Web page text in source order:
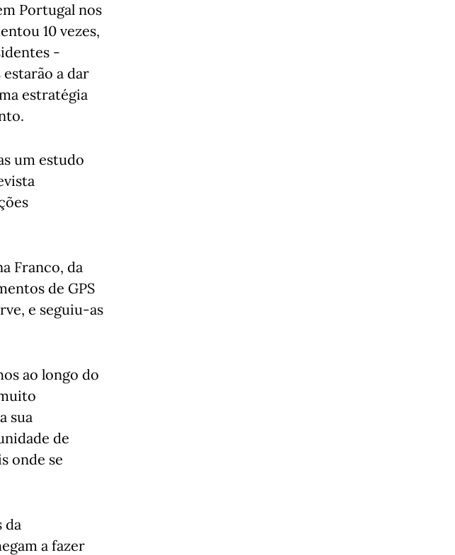
Portugal nos
10 vezes,
-
a dar
estratégia
um estudo
Franco, da
de GPS
e seguiu-as
ao longo do
sua
de
onde se
da
a fazer